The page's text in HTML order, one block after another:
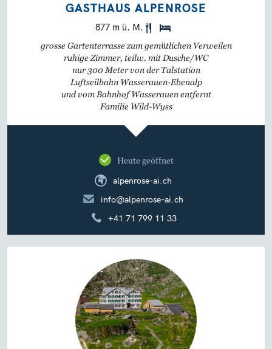
GASTHAUS ALPENROSE
877 m ü. M.
grosse Gartenterrasse zum gemütlichen Verweilen
ruhige Zimmer, teilw. mit Dusche/WC
nur 300 Meter von der Talstation
Luftseilbahn Wasserauen-Ebenalp
und vom Bahnhof Wasserauen entfernt
Familie Wild-Wyss
Heute geöffnet
alpenrose-ai.ch
info@alpenrose-ai.ch
+41 71 799 11 33